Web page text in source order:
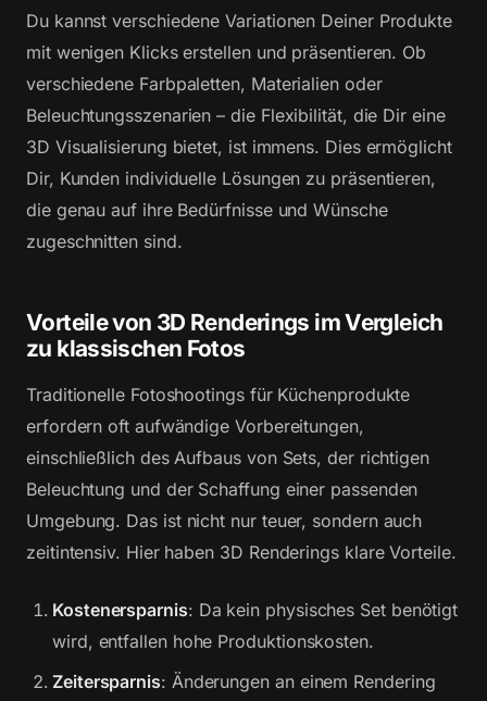
Du kannst verschiedene Variationen Deiner Produkte
mit wenigen Klicks erstellen und präsentieren. Ob
verschiedene Farbpaletten, Materialien oder
Beleuchtungsszenarien – die Flexibilität, die Dir eine
3D Visualisierung bietet, ist immens. Dies ermöglicht
Dir, Kunden individuelle Lösungen zu präsentieren,
die genau auf ihre Bedürfnisse und Wünsche
zugeschnitten sind.
Vorteile von 3D Renderings im Vergleich
zu klassischen Fotos
Traditionelle Fotoshootings für Küchenprodukte
erfordern oft aufwändige Vorbereitungen,
einschließlich des Aufbaus von Sets, der richtigen
Beleuchtung und der Schaffung einer passenden
Umgebung. Das ist nicht nur teuer, sondern auch
zeitintensiv. Hier haben 3D Renderings klare Vorteile.
Kostenersparnis: Da kein physisches Set benötigt
wird, entfallen hohe Produktionskosten.
Zeitersparnis: Änderungen an einem Rendering